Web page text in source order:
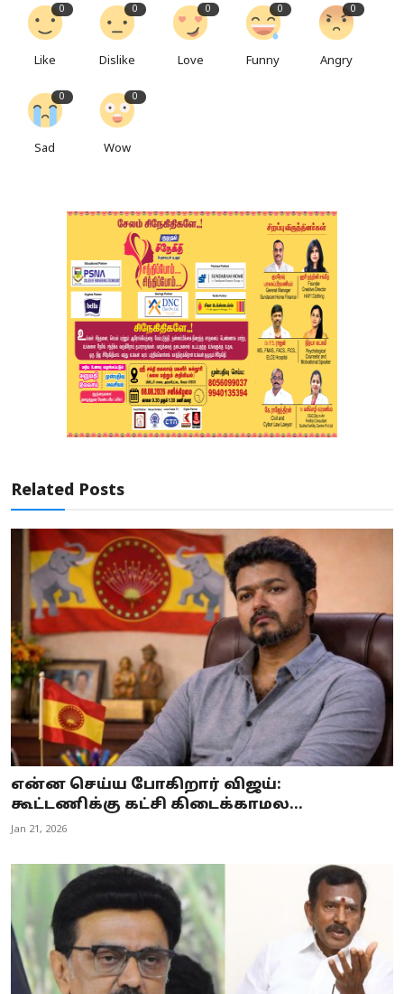
0
Like
0
Dislike
0
Love
0
Funny
0
Angry
0
Sad
0
Wow
Related Posts
என்ன செய்ய போகிறார் விஜய்:
கூட்டணிக்கு கட்சி கிடைக்காமல...
Jan 21, 2026